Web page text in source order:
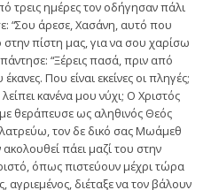
τρεις ημέρες τον οδήγησαν πάλι
“Σου άρεσε, Χασάνη, αυτό που
πίστη μας, για να σου χαρίσω
“Ξέρεις πασά, πριν από
Που είναι εκείνες οι πληγές;
κανένα μου νύχι; Ο Χριστός
θεράπευσε ως αληθινός Θεός
τον δε δικό σας Μωάμεθ
πάει μαζί του στην
όπως πιστεύουν μέχρι τώρα
αγριεμένος, διέταξε να τον βάλουν